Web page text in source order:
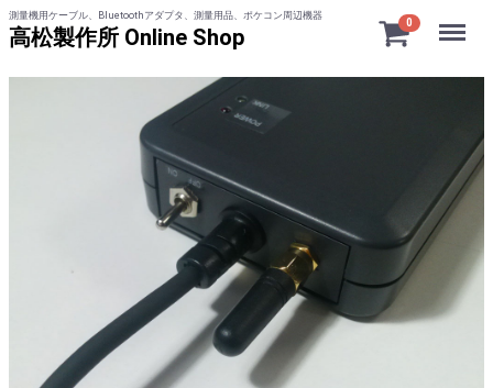
測量機用ケーブル、Bluetoothアダプタ、測量用品、ポケコン周辺機器
高松製作所 Online Shop
0 Menu